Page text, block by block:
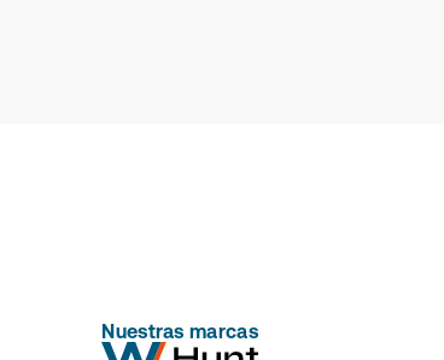
Nuestras marcas